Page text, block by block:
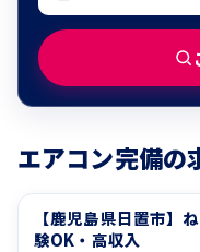
エアコン完備の
交通費支給 ブランクOK
【鹿児島県日置市】
験OK・高収入